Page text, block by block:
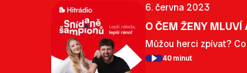
6. června 2023
O ČEM ŽENY
Můžou herci zpívat?
40 minut